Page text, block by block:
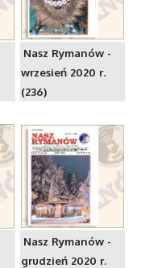
Nasz Rymanów -
wrzesień 2020 r.
(236)
Nasz Rymanów -
grudzień 2020 r.